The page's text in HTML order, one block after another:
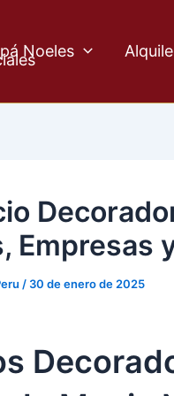
Noeles
Empresas
/ 30 de enero de 2025